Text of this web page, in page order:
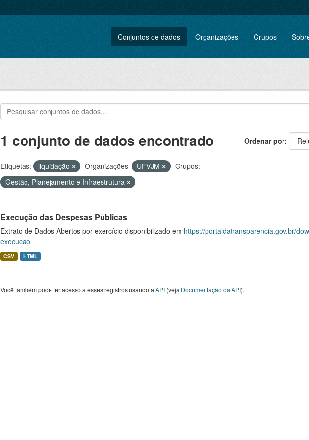
Conjuntos de dados Organizações Grupos
Ordenar por
1 conjunto de dados encontrado
Etiquetas: liquidação Organizações: UFVJM
Grupos:
Gestão, Planejamento e Infraestrutura
Execução das Despesas Públicas
Extrato de Dados Abertos por exercício disponibilizado em https://portaldatransparencia.gov.br/
execucao
CSV HTML
Você também pode ter acesso a esses registros usando a API(veja Documentação da API).